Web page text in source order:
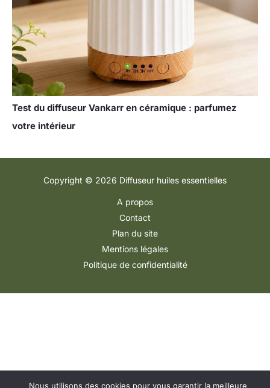
Test du diffuseur Vankarr en céramique : parfumez
votre intérieur
Copyright © 2026 Diffuseur huiles essentielles
A propos
Contact
Plan du site
Mentions légales
Politique de confidentialité
Nous utilisons des cookies pour vous garantir la meilleure